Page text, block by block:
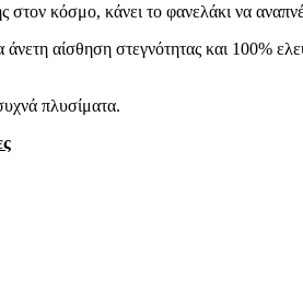
κόσμο, κάνει το φανελάκι να
αίσθηση στεγνότητας και 100%
πλυσίματα.